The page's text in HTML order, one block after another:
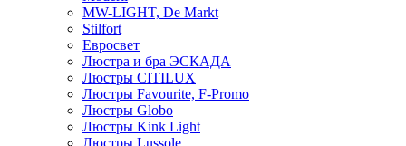
MW-LIGHT, De Markt
Stilfort
Евросвет
Люстра и бра ЭСКАДА
Люстры CITILUX
Люстры Favourite, F-Promo
Люстры Globo
Люстры Kink Light